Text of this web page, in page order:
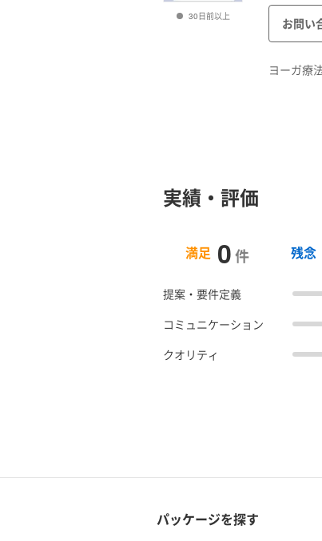
30日前以上 お問い
ヨーガ療
実績・評価
満足 0件 残念
提案・要件定義
コミュニケーション
クオリティ
パッケージを探す